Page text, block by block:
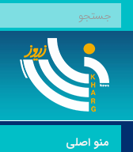
منو اصلی